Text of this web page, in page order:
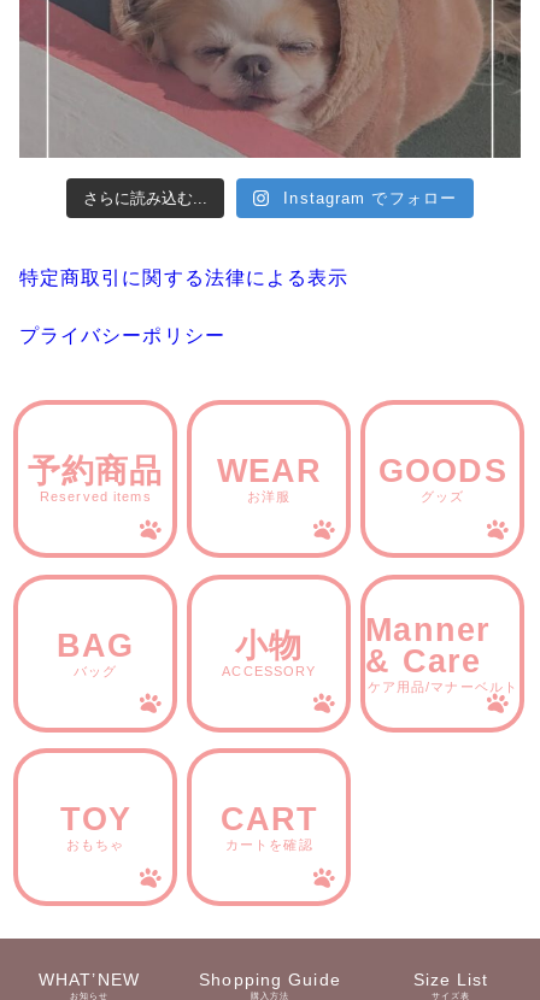
さらに読み込む... Instagram でフォロー
特定商取引に関する法律による表示
プライバシーポリシー
予約商品
Reserved items
WEAR
お洋服
GOODS
グッズ
BAG
バッグ
小物
ACCESSORY
Manner
& Care
ケア用品/マナーベルト
TOY
おもちゃ
CART
カートを確認
WHAT’NEW
お知らせ
Shopping Guide
購入方法
Size List
サイズ表